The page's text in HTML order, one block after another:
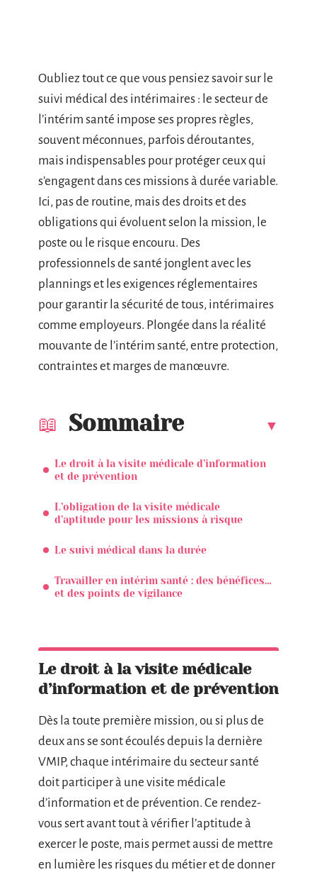
Oubliez tout ce que vous pensiez savoir sur le
suivi médical des intérimaires : le secteur de
l’intérim santé impose ses propres règles,
souvent méconnues, parfois déroutantes,
mais indispensables pour protéger ceux qui
s’engagent dans ces missions à durée variable.
Ici, pas de routine, mais des droits et des
obligations qui évoluent selon la mission, le
poste ou le risque encouru. Des
professionnels de santé jonglent avec les
plannings et les exigences réglementaires
pour garantir la sécurité de tous, intérimaires
comme employeurs. Plongée dans la réalité
mouvante de l’intérim santé, entre protection,
contraintes et marges de manœuvre.
Sommaire
Le droit à la visite médicale d’information
et de prévention
L’obligation de la visite médicale
d’aptitude pour les missions à risque
Le suivi médical dans la durée
Travailler en intérim santé : des bénéfices…
et des points de vigilance
Le droit à la visite médicale
d’information et de prévention
Dès la toute première mission, ou si plus de
deux ans se sont écoulés depuis la dernière
VMIP, chaque intérimaire du secteur santé
doit participer à une visite médicale
d’information et de prévention. Ce rendez-
vous sert avant tout à vérifier l’aptitude à
exercer le poste, mais permet aussi de mettre
en lumière les risques du métier et de donner